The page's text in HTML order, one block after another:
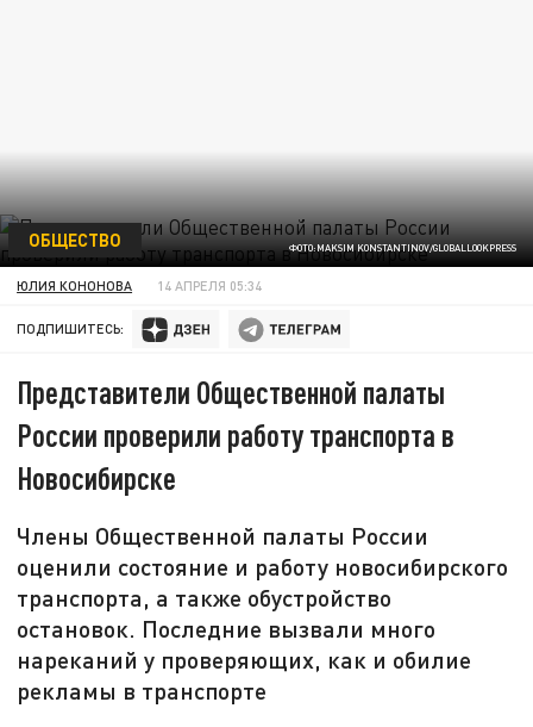
ФОТО:MAKSIM KONSTANTINOV/GLOBALLOOKPRESS
ОБЩЕСТВО
ЮЛИЯ КОНОНОВА 14 АПРЕЛЯ 05:34
ПОДПИШИТЕСЬ:
Представители Общественной палаты
России проверили работу транспорта в
Новосибирске
Члены Общественной палаты России
оценили состояние и работу новосибирского
транспорта, а также обустройство
остановок. Последние вызвали много
нареканий у проверяющих, как и обилие
рекламы в транспорте